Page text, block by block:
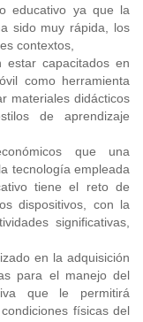
educativo ya que la
sido muy rápida, los
contextos,
estar capacitados en
como herramienta
materiales didácticos
de aprendizaje
que una
tecnología empleada
tiene el reto de
dispositivos, con la
significativas,
en la adquisición
para el manejo del
que le permitirá
físicas del